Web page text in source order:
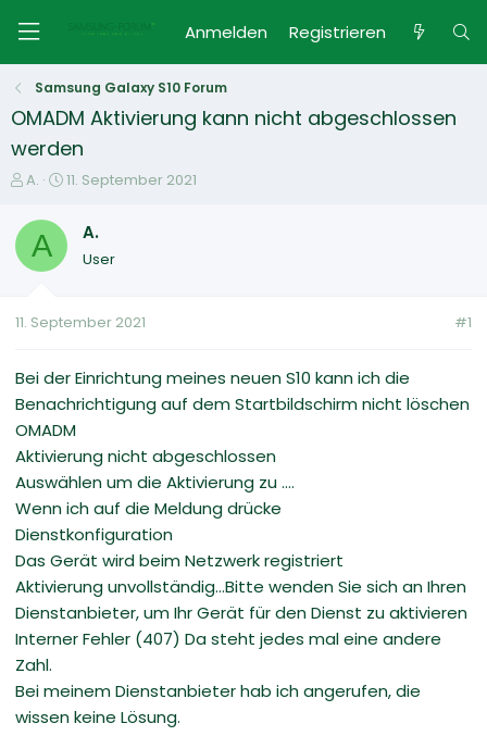
Anmelden Registrieren
Samsung Galaxy S10 Forum
OMADM Aktivierung kann nicht abgeschlossen
werden
E
s
e
e
A.
E
t
t
m
11. September 2021
A A.
User
11. September 2021 #1
Bei der Einrichtung meines neuen S10 kann ich die
Benachrichtigung auf dem Startbildschirm nicht löschen
OMADM
Aktivierung nicht abgeschlossen
Auswählen um die Aktivierung zu ....
Wenn ich auf die Meldung drücke
Dienstkonfiguration
Das Gerät wird beim Netzwerk registriert
Aktivierung unvollständig...Bitte wenden Sie sich an Ihren
Dienstanbieter, um Ihr Gerät für den Dienst zu aktivieren
Interner Fehler (407) Da steht jedes mal eine andere
Zahl.
Bei meinem Dienstanbieter hab ich angerufen, die
wissen keine Lösung.